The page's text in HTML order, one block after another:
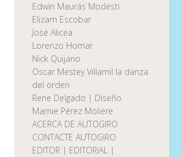
Edwin Maurás Modesti
Elizam Escobar
José Alicea
Lorenzo Homar
Nick Quijano
Oscar Mestey Villamil la danza
del orden
Rene Delgado | Diseño
Marnie Pérez Moliere
ACERCA DE AUTOGIRO
CONTACTE AUTOGIRO
EDITOR | EDITORIAL |